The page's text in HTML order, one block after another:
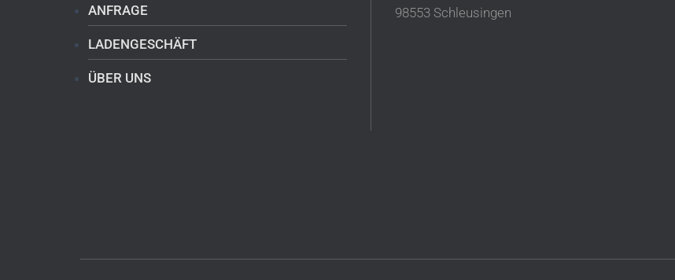
ANFRAGE
LADENGESCHÄFT
ÜBER UNS
98553 Schleusingen